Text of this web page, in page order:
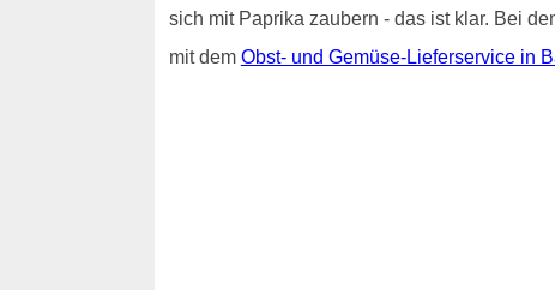
sich mit Paprika zaubern - das ist klar. Bei
mit dem Obst- und Gemüse-Lieferservice in